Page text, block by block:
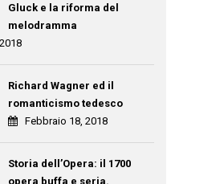
Gluck e la riforma del
melodramma
Richard Wagner ed il
romanticismo tedesco
Febbraio 18, 2018
Storia dell’Opera: il 1700
opera buffa e seria.